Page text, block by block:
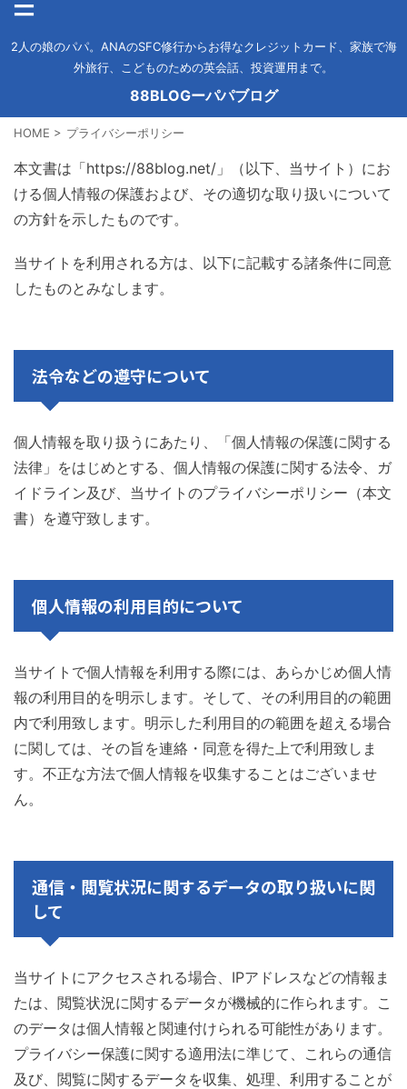
2人の娘のパパ。ANAのSFC修行からお得なクレジットカード、家族で海
外旅行、こどものための英会話、投資運用まで。
88BLOGーパパブログ
HOME > プライバシーポリシー
本文書は「https://88blog.net/」（以下、当サイト）にお
ける個人情報の保護および、その適切な取り扱いについて
の方針を示したものです。
当サイトを利用される方は、以下に記載する諸条件に同意
したものとみなします。
法令などの遵守について
個人情報を取り扱うにあたり、「個人情報の保護に関する
法律」をはじめとする、個人情報の保護に関する法令、ガ
イドライン及び、当サイトのプライバシーポリシー（本文
書）を遵守致します。
個人情報の利用目的について
当サイトで個人情報を利用する際には、あらかじめ個人情
報の利用目的を明示します。そして、その利用目的の範囲
内で利用致します。明示した利用目的の範囲を超える場合
に関しては、その旨を連絡・同意を得た上で利用致しま
す。不正な方法で個人情報を収集することはございませ
ん。
通信・閲覧状況に関するデータの取り扱いに関
して
当サイトにアクセスされる場合、IPアドレスなどの情報ま
たは、閲覧状況に関するデータが機械的に作られます。こ
のデータは個人情報と関連付けられる可能性があります。
プライバシー保護に関する適用法に準じて、これらの通信
及び、閲覧に関するデータを収集、処理、利用することが